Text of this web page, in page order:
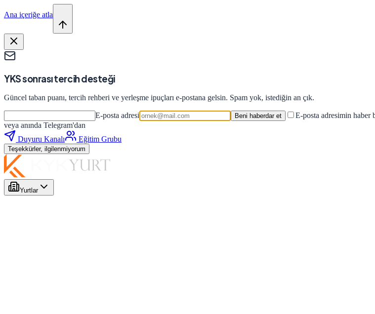
Ana içeriğe atla
YKS sonrası tercih desteği
Güncel taban puanı, tercih rehberi ve yerleşme ipuçları e-postana gelsin. Spam yok, istediğin an çık.
E-posta adresi Beni haberdar et E-posta adresimin
veya anında Telegram'dan
Duyuru Kanalı
Eğitim Grubu
Teşekkürler, ilgilenmiyorum
Yurtlar